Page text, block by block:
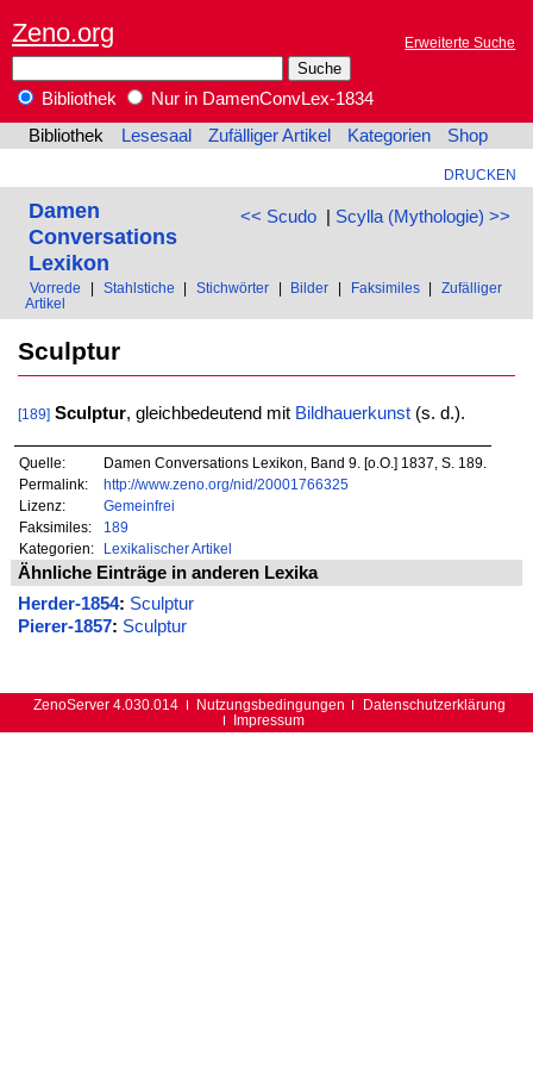
Zeno.org Erweiterte Suche
Bibliothek
Nur in DamenConvLex-1834
Bibliothek
Lesesaal Zufälliger Artikel Kategorien Shop
DRUCKEN
<< Scudo| Scylla (Mythologie) >>
Damen
Conversations
Lexikon
Vorrede Stahlstiche Stichwörter Bilder Faksimiles
Zufälliger
Artikel
Sculptur
[189] Sculptur, gleichbedeutend mit Bildhauerkunst(s. d.).
Quelle:
Damen Conversations Lexikon, Band 9. [o.O.] 1837, S. 189.
Permalink:
http://www.zeno.org/nid/20001766325
Lizenz:
Gemeinfrei
Faksimiles:
189
Kategorien:
Lexikalischer Artikel
Ähnliche Einträge in anderen Lexika
Herder-1854: Sculptur
Pierer-1857: Sculptur
ZenoServer 4.030.014 Nutzungsbedingungen
Datenschutzerklärung
Impressum